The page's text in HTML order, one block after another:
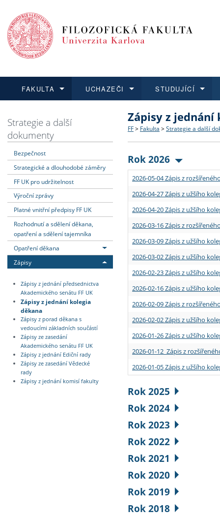
FAKULTA
Dozvědět se více
Struktura a historie
Strategie a další
Podpora a benefity pro
Absolventi fakulty
UCHAZEČI
Podat přihlášku
Co studovat a jak se
Učitelské studijní
Informace k průběhu
STUDUJÍCÍ
Dozvědět se více
Bakalářské a magisterské
Doktorské studium
Rigorózní řízení
Dozvědět se více
O vědě a výzkumu na FF
Akademické kvalifikace
Granty a projekty
Dozvědět se více
Aktuální nabídky a
Vyjíždějící studenti
Přijíždějící studenti
Vyjíždějící zaměstnanci
Strategie a další
dokumenty
Bezpečnost
Strategické a dlouhodobé záměry
FF UK pro udržitelnost
Výroční zprávy
Platné vnitřní předpisy FF UK
Rozhodnutí a sdělení děkana,
opatření a sdělení tajemníka
Opatření děkana
Zápisy
Zápisy z jednání předsednictva
Akademického senátu FF UK
Zápisy z jednání kolegia
děkana
Zápisy z porad děkana s
vedoucími základních součástí
Zápisy ze zasedání
Akademického senátu FF UK
Zápisy z jednání Ediční rady
Zápisy ze zasedání Vědecké
rady
Zápisy z jednání komisí fakulty
Zápisy z jednání
FF > Fakulta > Strategie a další
Rok 2026
2026-05-04 Zápis z
2026-04-27 Zápis z užšího
2026-04-20 Zápis z užšího
2026-03-16 Zápis z
2026-03-09 Zápis z užšího
2026-03-02 Zápis z užšího
2026-02-23 Zápis z užšího
2026-02-16 Zápis z užšího
2026-02-09 Zápis z
2026-02-02 Zápis z užšího
2026-01-26 Zápis z užšího
2026-01-12 Zápis z
2026-01-05 Zápis z užšího
Rok 2025
Rok 2024
Rok 2023
Rok 2022
Rok 2021
Rok 2020
Rok 2019
Rok 2018